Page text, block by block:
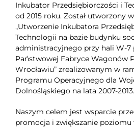
Inkubator Przedsiębiorczości i
od 2015 roku. Został utworzony
„Utworzenie Inkubatora
Technologii na bazie budynku
administracyjnego przy hali W-7
Państwowej Fabryce Wagonów
Wrocławiu” zrealizowanym w
Programu Operacyjnego dla
Dolnośląskiego na lata 2007-2013.
Naszym celem jest wsparcie
promocja i zwiększanie poziomu